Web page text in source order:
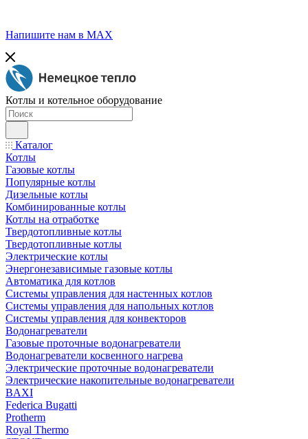
Напишите нам в МАХ
Котлы и котельное оборудование
Каталог
Котлы
Газовые котлы
Популярные котлы
Дизельные котлы
Комбинированные котлы
Котлы на отработке
Твердотопливные котлы
Твердотопливные котлы
Электрические котлы
Энергонезависимые газовые котлы
Автоматика для котлов
Системы управления для настенных котлов
Системы управления для напольных котлов
Системы управления для конвекторов
Водонагреватели
Газовые проточные водонагреватели
Водонагреватели косвенного нагрева
Электрические проточные водонагреватели
Электрические накопительные водонагреватели
BAXI
Federica Bugatti
Protherm
Royal Thermo